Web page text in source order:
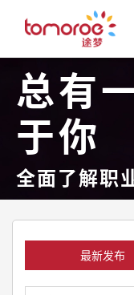
总有
于你
全面了解职
最新发布